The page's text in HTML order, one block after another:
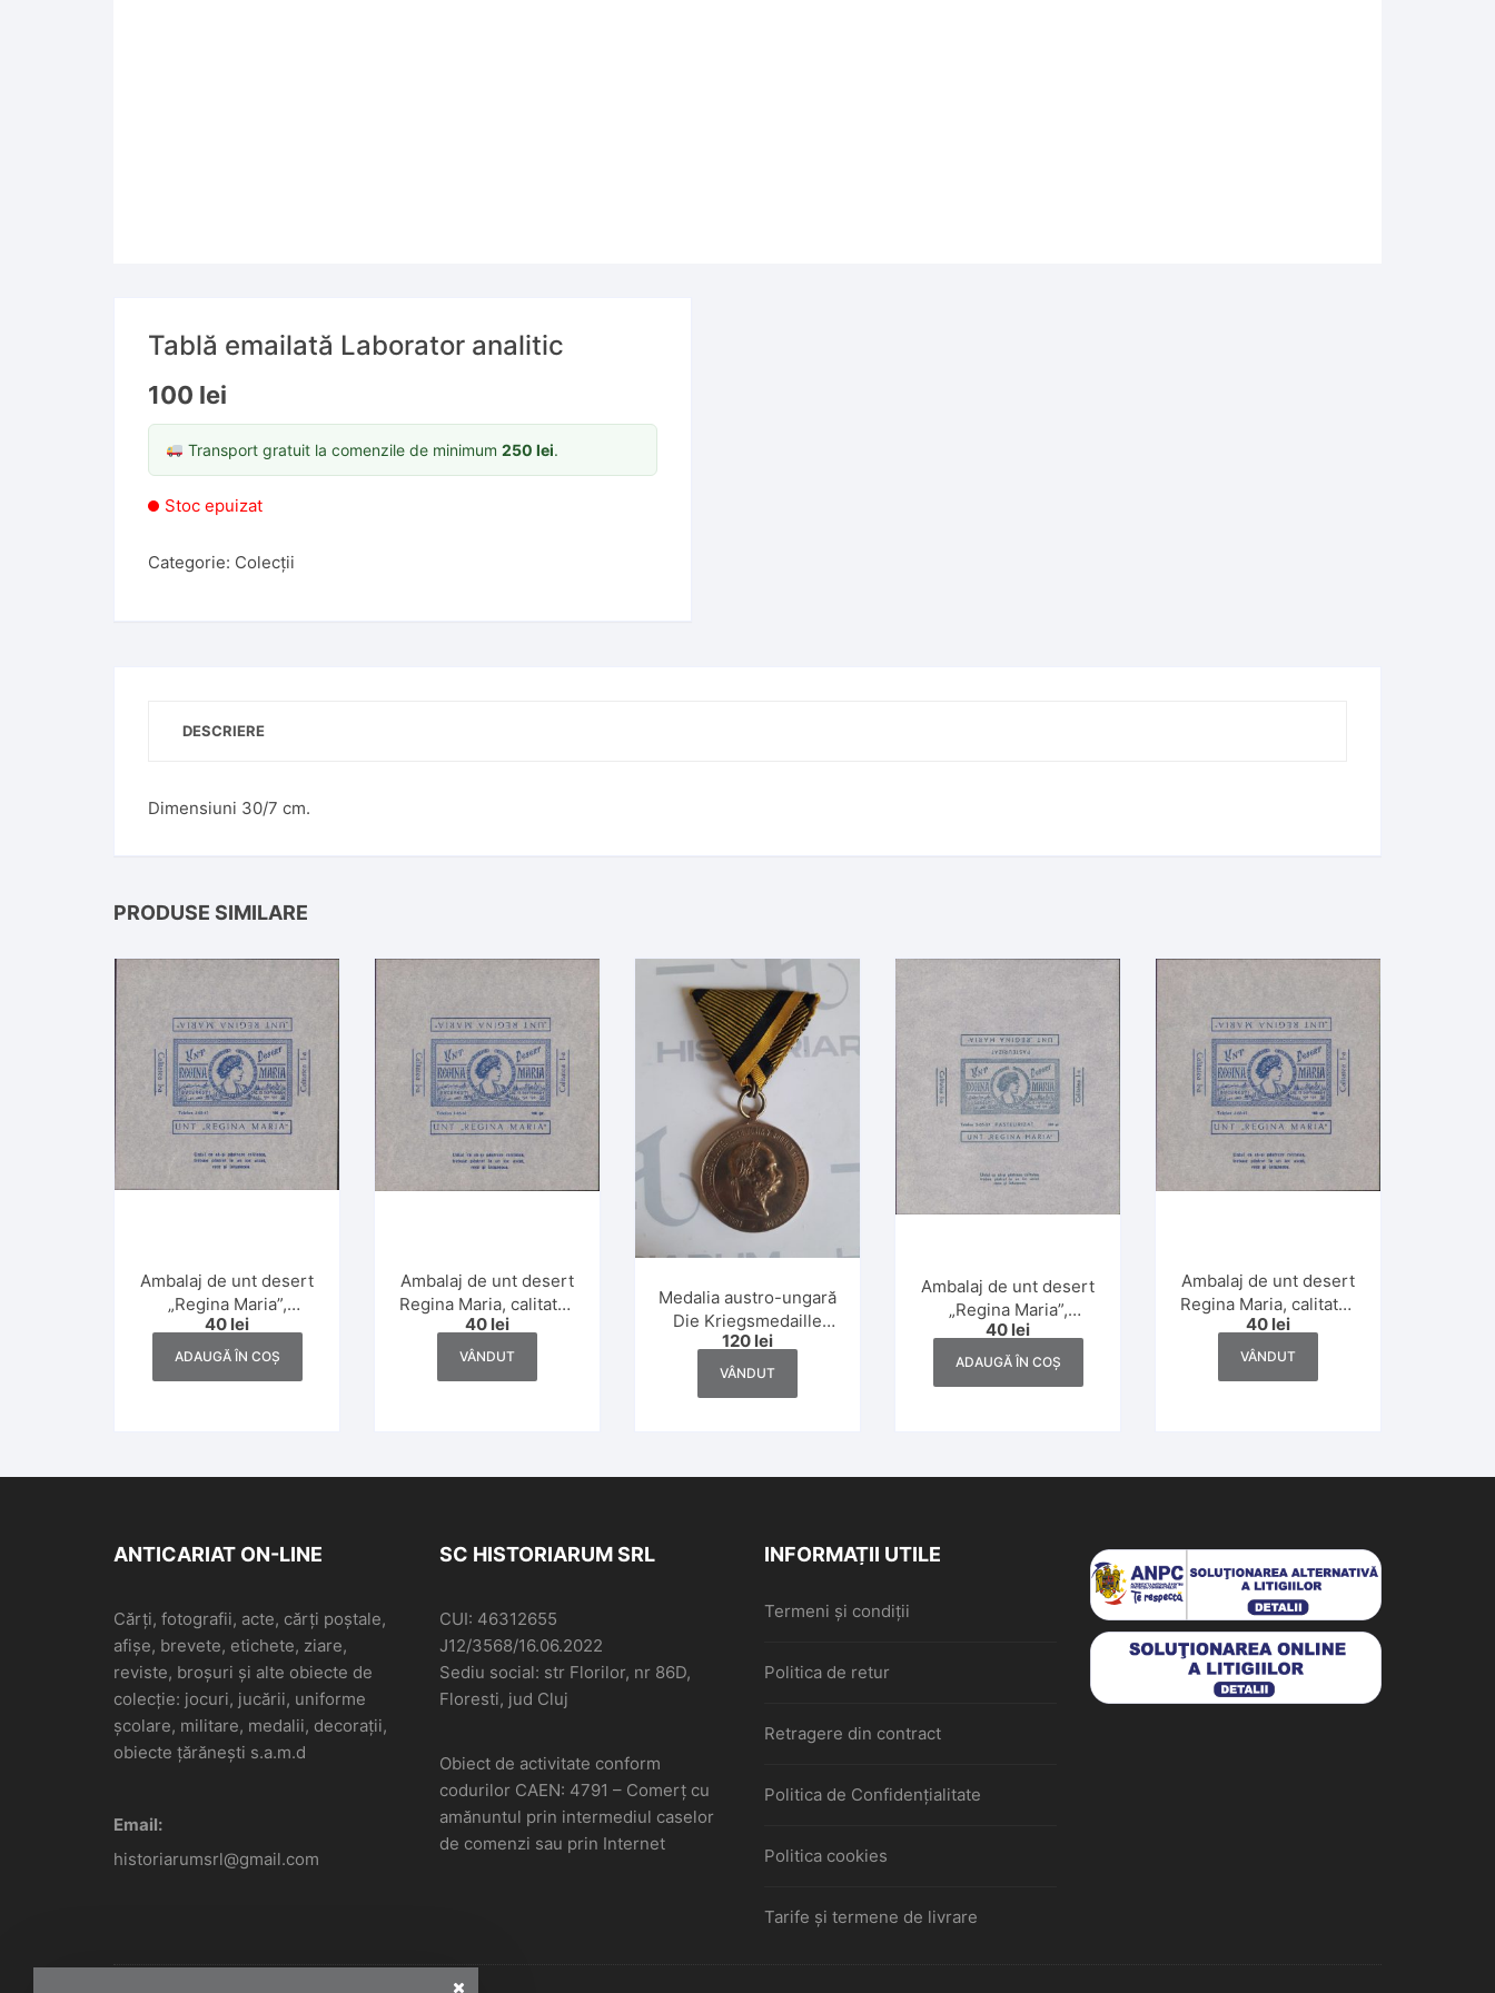
Tablă emailată Laborator analitic
100 lei
Transport gratuit la comenzile de minimum 250 lei.
Stoc epuizat
Categorie: Colecții
DESCRIERE
Dimensiuni 30/7 cm.
PRODUSE SIMILARE
Ambalaj de unt desert
„Regina Maria”,
calitatea I, 100 gr.,
interbelic
40 lei
ADAUGĂ ÎN COȘ
Ambalaj de unt desert
Regina Maria, calitatea
I, 100 gr, interbelic
40 lei
VÂNDUT
Medalia austro-ungară
Die Kriegsmedaille
1873
120 lei
VÂNDUT
Ambalaj de unt desert
„Regina Maria”,
calitatea I, 200 gr.,
interbelic
40 lei
ADAUGĂ ÎN COȘ
Ambalaj de unt desert
Regina Maria, calitatea
I, 100 gr, interbelic
40 lei
VÂNDUT
ANTICARIAT ON-LINE
Cărți, fotografii, acte, cărți poștale,
afișe, brevete, etichete, ziare,
reviste, broșuri și alte obiecte de
colecție: jocuri, jucării, uniforme
școlare, militare, medalii, decorații,
obiecte țărănești s.a.m.d
Email:
historiarumsrl@gmail.com
SC HISTORIARUM SRL
CUI: 46312655
J12/3568/16.06.2022
Sediu social: str Florilor, nr 86D,
Floresti, jud Cluj
Obiect de activitate conform
codurilor CAEN: 4791 – Comerţ cu
amănuntul prin intermediul caselor
de comenzi sau prin Internet
INFORMAȚII UTILE
Termeni și condiții
Politica de retur
Retragere din contract
Politica de Confidențialitate
Politica cookies
Tarife și termene de livrare